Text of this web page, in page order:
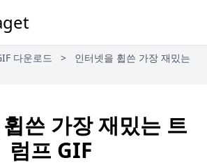
다운로드 >
인터넷을 휩쓴 가장 재밌는
쓴 가장 재밌는 트
럼프 GIF